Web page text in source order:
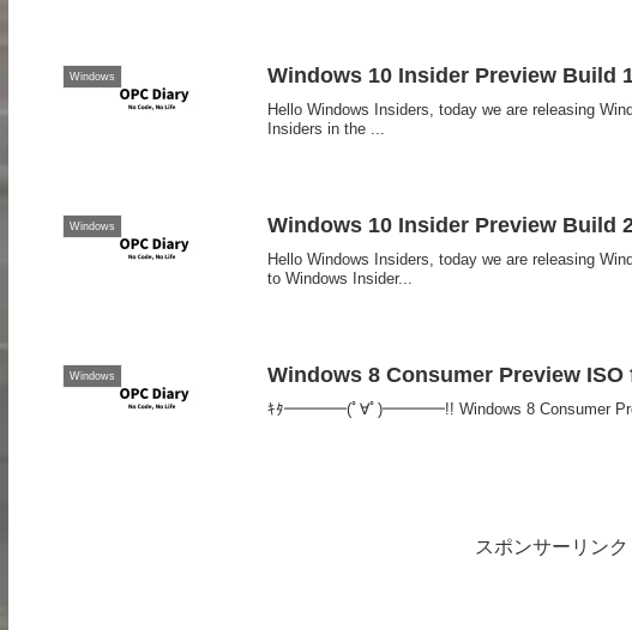
Windows Windows 10 Insider Preview Build
Hello Windows Insiders, today we are releasing
Insiders in the ...
Windows Windows 10 Insider Preview Build
Hello Windows Insiders, today we are releasing
to Windows Insider...
Windows Windows 8 Consumer Preview ISO
ｷﾀ━━━━(ﾟ∀ﾟ)━━━━!! Windows 8 Consumer
スポンサーリンク